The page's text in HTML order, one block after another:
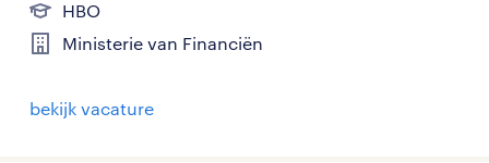
HBO
Ministerie van Financiën
bekijk vacature